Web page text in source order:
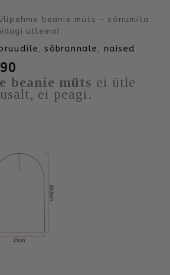
beanie müts – sõnumita
ütlema)
,sõbrannale , naised
beanie müts ei ütle
ei peagi.